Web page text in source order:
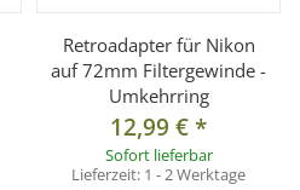
Retroadapter für Nikon
auf 72mm Filtergewinde -
Umkehrring
12,99 €*
Sofort lieferbar
Lieferzeit: 1 - 2 Werktage